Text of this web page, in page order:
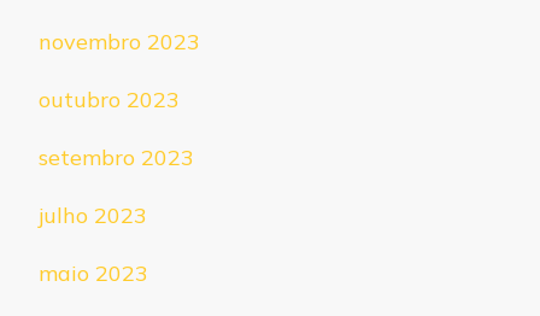
novembro 2023
outubro 2023
setembro 2023
julho 2023
maio 2023